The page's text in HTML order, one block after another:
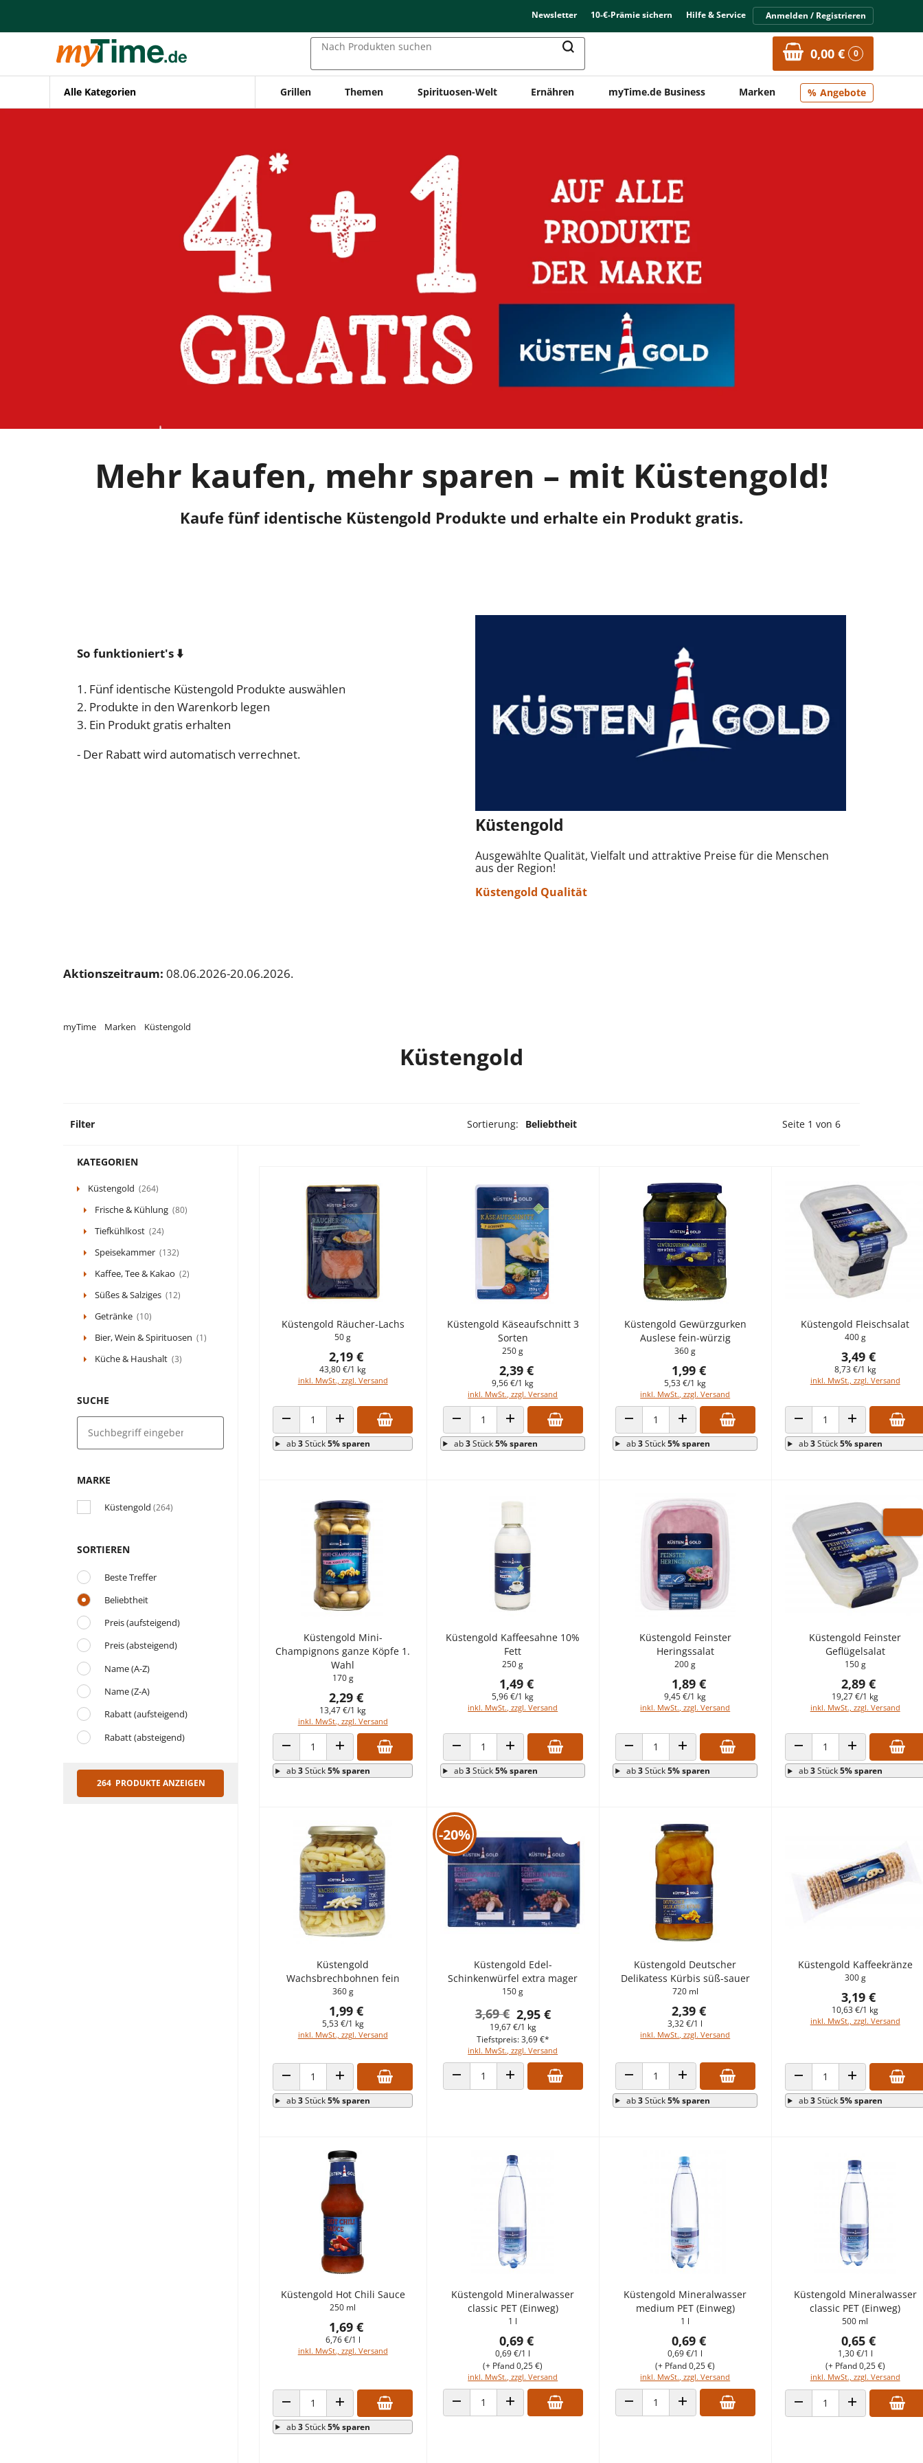
Zur Navigation springen
Zur Suche springen
Newsletter 10-€-Prämie sichern Hilfe & Service Anmelden / Registrieren
Nach Produkten suchen 0,00 € 0
Alle Kategorien Grillen Themen Spirituosen-Welt Ernähren myTime.de Business Marken Angebote
Mehr kaufen, mehr sparen – mit Küstengold!
Kaufe fünf identische Küstengold Produkte und erhalte ein Produkt gratis.
So funktioniert's ⬇️
1. Fünf identische Küstengold Produkte auswählen
2. Produkte in den Warenkorb legen
3. Ein Produkt gratis erhalten
- Der Rabatt wird automatisch verrechnet.
Küstengold
Ausgewählte Qualität, Vielfalt und attraktive Preise für die Menschen
aus der Region!
Küstengold Qualität
Aktionszeitraum: 08.06.2026-20.06.2026.
myTime Marken Küstengold
Küstengold
Filter Sortierung: Beliebtheit Vorherige Seite
Seite 1 von 6
KATEGORIEN
Küstengold (264)
Frische & Kühlung (80)
Tiefkühlkost (24)
Speisekammer (132)
Kaffee, Tee & Kakao (2)
Süßes & Salziges (12)
Getränke (10)
Bier, Wein & Spirituosen (1)
Küche & Haushalt (3)
SUCHE
MARKE
Küstengold (264)
SORTIEREN
Beste Treffer
Beliebtheit
Preis (aufsteigend)
Preis (absteigend)
Name (A-Z)
Name (Z-A)
Rabatt (aufsteigend)
Rabatt (absteigend)
264 PRODUKTE ANZEIGEN
Küstengold Räucher-Lachs
50 g
2,19 €
43,80 €/1 kg
inkl. MwSt., zzgl. Versand
ANZAHL VERRINGERNANZAHL ERHÖHEN
ab3Stück5% sparen
Küstengold Käseaufschnitt 3
Sorten
250 g
2,39 €
9,56 €/1 kg
inkl. MwSt., zzgl. Versand
ANZAHL VERRINGERNANZAHL ERHÖHEN
ab3Stück5% sparen
Küstengold Gewürzgurken
Auslese fein-würzig
360 g
1,99 €
5,53 €/1 kg
inkl. MwSt., zzgl. Versand
ANZAHL VERRINGERNANZAHL ERHÖHEN
ab3Stück5% sparen
Küstengold Fleischsalat
400 g
3,49 €
8,73 €/1 kg
inkl. MwSt., zzgl. Versand
ANZAHL VERRINGERNANZAHL ERHÖHEN
ab3Stück5% sparen
Küstengold Mini-
Champignons ganze Köpfe 1.
Wahl
170 g
2,29 €
13,47 €/1 kg
inkl. MwSt., zzgl. Versand
ANZAHL VERRINGERNANZAHL ERHÖHEN
ab3Stück5% sparen
Küstengold Kaffeesahne 10%
Fett
250 g
1,49 €
5,96 €/1 kg
inkl. MwSt., zzgl. Versand
ANZAHL VERRINGERNANZAHL ERHÖHEN
ab3Stück5% sparen
Küstengold Feinster
Heringssalat
200 g
1,89 €
9,45 €/1 kg
inkl. MwSt., zzgl. Versand
ANZAHL VERRINGERNANZAHL ERHÖHEN
ab3Stück5% sparen
Küstengold Feinster
Geflügelsalat
150 g
2,89 €
19,27 €/1 kg
inkl. MwSt., zzgl. Versand
ANZAHL VERRINGERNANZAHL ERHÖHEN
ab3Stück5% sparen
Küstengold
Wachsbrechbohnen fein
360 g
1,99 €
5,53 €/1 kg
inkl. MwSt., zzgl. Versand
ANZAHL VERRINGERNANZAHL ERHÖHEN
ab3Stück5% sparen
-20%
Küstengold Edel-
Schinkenwürfel extra mager
150 g
2,95 €
3,69 €
19,67 €/1 kg
inkl. MwSt., zzgl. Versand
Tiefstpreis: 3,69 €*
ANZAHL VERRINGERNANZAHL ERHÖHEN
Küstengold Deutscher
Delikatess Kürbis süß-sauer
720 ml
2,39 €
3,32 €/1 l
inkl. MwSt., zzgl. Versand
ANZAHL VERRINGERNANZAHL ERHÖHEN
ab3Stück5% sparen
Küstengold Kaffeekränze
300 g
3,19 €
10,63 €/1 kg
inkl. MwSt., zzgl. Versand
ANZAHL VERRINGERNANZAHL ERHÖHEN
ab3Stück5% sparen
Küstengold Hot Chili Sauce
250 ml
1,69 €
6,76 €/1 l
inkl. MwSt., zzgl. Versand
ANZAHL VERRINGERNANZAHL ERHÖHEN
ab3Stück5% sparen
Küstengold Mineralwasser
classic PET (Einweg)
1 l
0,69 €
0,69 €/1 l
inkl. MwSt., zzgl. Versand
(+ Pfand 0,25 €)
ANZAHL VERRINGERNANZAHL ERHÖHEN
Küstengold Mineralwasser
medium PET (Einweg)
1 l
0,69 €
0,69 €/1 l
inkl. MwSt., zzgl. Versand
(+ Pfand 0,25 €)
ANZAHL VERRINGERNANZAHL ERHÖHEN
Küstengold Mineralwasser
classic PET (Einweg)
500 ml
0,65 €
1,30 €/1 l
inkl. MwSt., zzgl. Versand
(+ Pfand 0,25 €)
ANZAHL VERRINGERNANZAHL ERHÖHEN